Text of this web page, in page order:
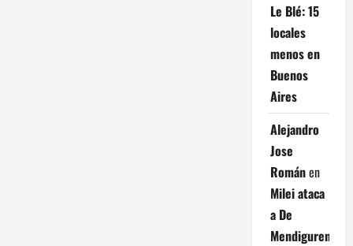
Le Blé: 15
locales
menos en
Buenos
Aires
Alejandro
Jose
Románen
Milei ataca
a De
Mendiguren: